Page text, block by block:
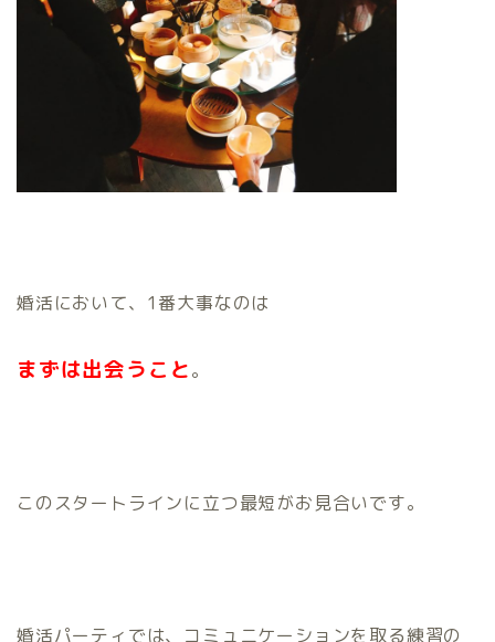
婚活において、1番大事なのは
まずは出会うこと。
このスタートラインに立つ最短がお見合いです。
婚活パーティでは、コミュニケーションを取る練習の